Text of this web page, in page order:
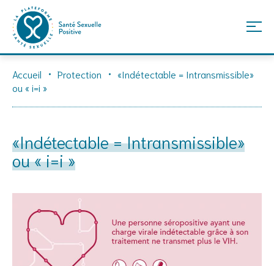
content
Accueil Protection
«Indétectable = Intransmissible»
ou « i=i »
«Indétectable = Intransmissible»
ou « i=i »